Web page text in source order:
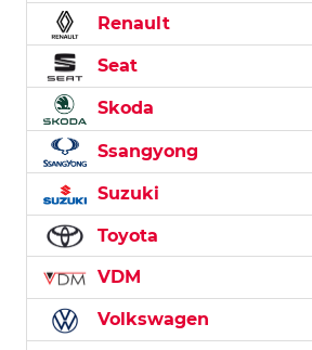
Renault
Seat
Skoda
Ssangyong
Suzuki
Toyota
VDM
Volkswagen